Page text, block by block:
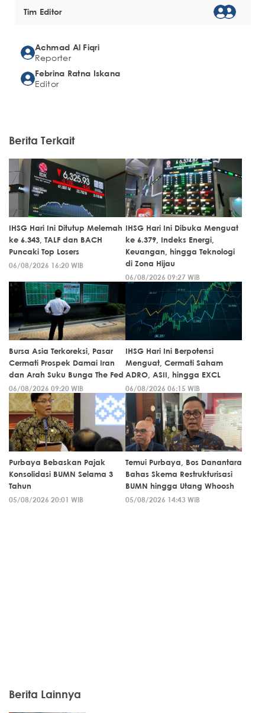
Tim Editor
Achmad Al Fiqri
Reporter
Febrina Ratna Iskana
Editor
Berita Terkait
IHSG Hari Ini Ditutup Melemah
ke 6.343, TALF dan BACH
Puncaki Top Losers
06/08/2026 16:20 WIB
IHSG Hari Ini Dibuka Menguat
ke 6.379, Indeks Energi,
Keuangan, hingga Teknologi
di Zona Hijau
06/08/2026 09:27 WIB
Bursa Asia Terkoreksi, Pasar
Cermati Prospek Damai Iran
dan Arah Suku Bunga The Fed
06/08/2026 09:20 WIB
IHSG Hari Ini Berpotensi
Menguat, Cermati Saham
ADRO, ASII, hingga EXCL
06/08/2026 06:15 WIB
Purbaya Bebaskan Pajak
Konsolidasi BUMN Selama 3
Tahun
05/08/2026 20:01 WIB
Temui Purbaya, Bos Danantara
Bahas Skema Restrukturisasi
BUMN hingga Utang Whoosh
05/08/2026 14:43 WIB
Berita Lainnya